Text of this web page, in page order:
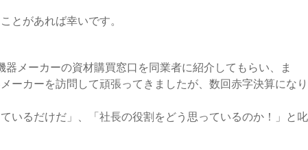
とがあれば幸いです。
メーカーの資材購買窓口を同業者に紹介してもらい、ま
ーカーを訪問して頑張ってきましたが、数回赤字決算になり
いるだけだ」、「社長の役割をどう思っているのか！」と叱